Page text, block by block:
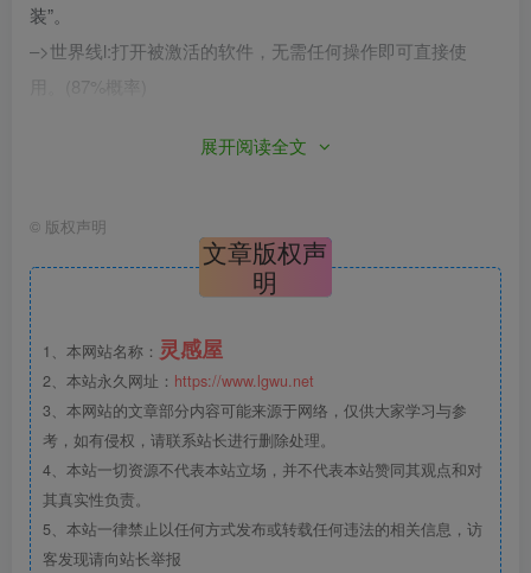
装”。
–>世界线l:打开被激活的软件，无需任何操作即可直接使
用。(87%概率)
击“网络”/“多用户”/“使用网络许可”中的一个(不同版本显示内
–>世界线3:如果非到极点，在世界线2后仍然要求输入服务器
地址的，请尝试输入“localhost”或“127.0.0.1”或您的计算机
名。如果您先前在“高级选项”中配置过了其他服务器地址，
请在这里再次输入那个地址。(2%概率)
如果进到世界线4，建议您从头开始重新来过。
此处内容已隐藏，请评论后刷新页面查看.
展开阅读全文
© 版权声明
文章版权声
明
1、本网站名称： 灵感屋
2、本站永久网址： https://www.lgwu.net
3、本网站的文章部分内容可能来源于网络，仅供大家学习与参
考，如有侵权，请联系站长进行删除处理。
4、本站一切资源不代表本站立场，并不代表本站赞同其观点和对
其真实性负责。
5、本站一律禁止以任何方式发布或转载任何违法的相关信息，访
客发现请向站长举报